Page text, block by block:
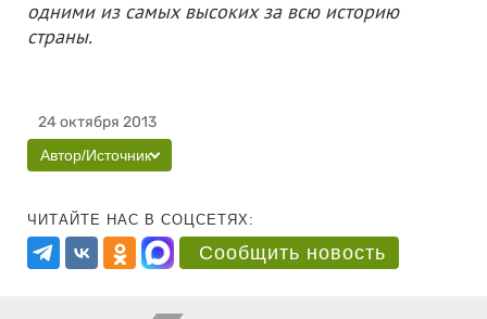
одними из самых высоких за всю историю
страны.
24 октября 2013
Автор/Источник
ЧИТАЙТЕ НАС В СОЦСЕТЯХ:
Сообщить новость